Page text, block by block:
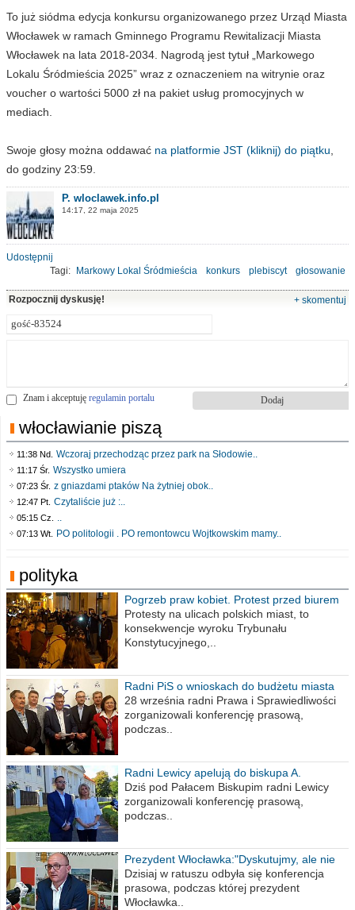
To już siódma edycja konkursu organizowanego przez Urząd Miasta
Włocławek w ramach Gminnego Programu Rewitalizacji Miasta
Włocławek na lata 2018-2034. Nagrodą jest tytuł „Markowego
Lokalu Śródmieścia 2025” wraz z oznaczeniem na witrynie oraz
voucher o wartości 5000 zł na pakiet usług promocyjnych w
mediach.
Swoje głosy można oddawać na platformie JST (kliknij) do piątku
do godziny 23:59.
P. wloclawek.info.pl
14:17, 22 maja 2025
Udostępnij
Tagi:
Markowy Lokal Śródmieścia konkurs plebiscyt głosowanie
Rozpocznij dyskusję! + skomentuj
Znam i akceptuję regulamin portalu
włocławianie piszą
11:38 Nd. Wczoraj przechodząc przez park na Słodowie..
11:17 Śr. Wszystko umiera
07:23 Śr. z gniazdami ptaków Na żytniej obok..
12:47 Pt. Czytaliście już :..
05:15 Cz. ..
07:13 Wt. PO politologii . PO remontowcu Wojtkowskim mamy..
polityka
Pogrzeb praw kobiet. Protest przed biurem
poselskim PiS
Protesty na ulicach polskich miast, to
konsekwencje wyroku Trybunału
Konstytucyjnego,..
Radni PiS o wnioskach do budżetu miasta
na 2021 rok
28 września radni Prawa i Sprawiedliwości
zorganizowali konferencję prasową,
podczas..
Radni Lewicy apelują do biskupa A.
Wiesława Meringa
Dziś pod Pałacem Biskupim radni Lewicy
zorganizowali konferencję prasową,
podczas..
Prezydent Włocławka:"Dyskutujmy, ale nie
obrażajmy się”
Dzisiaj w ratuszu odbyła się konferencja
prasowa, podczas której prezydent
Włocławka..